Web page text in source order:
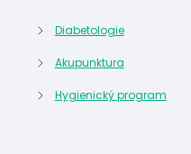
Diabetologie
Akupunktura
Hygienický program